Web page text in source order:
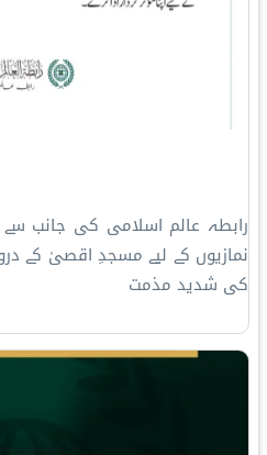
رابطہ عالم اسلامی کی
نمازیوں کے لیے مسجدِ اقصیٰ کے
کی شدید مذمت